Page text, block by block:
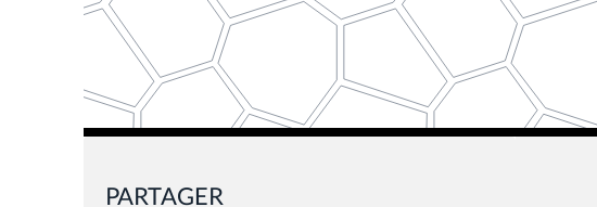
PARTAGER